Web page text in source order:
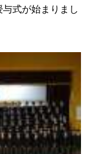
式が始まりまし